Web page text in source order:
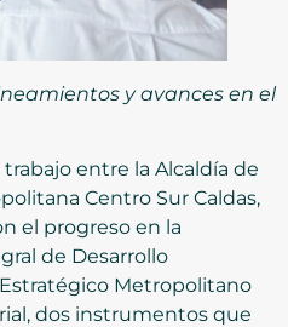
y avances en el
entre la Alcaldía de
Centro Sur Caldas,
el progreso en la
de Desarrollo
Metropolitano
dos instrumentos que